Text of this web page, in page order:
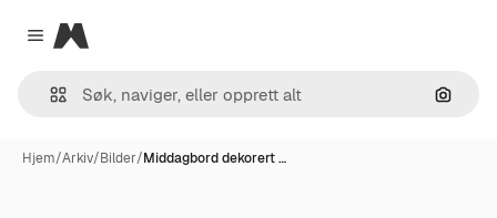
Close menu
Magnific
Søk
Hjem/Arkiv/Bilder/Middagbord dekorert …